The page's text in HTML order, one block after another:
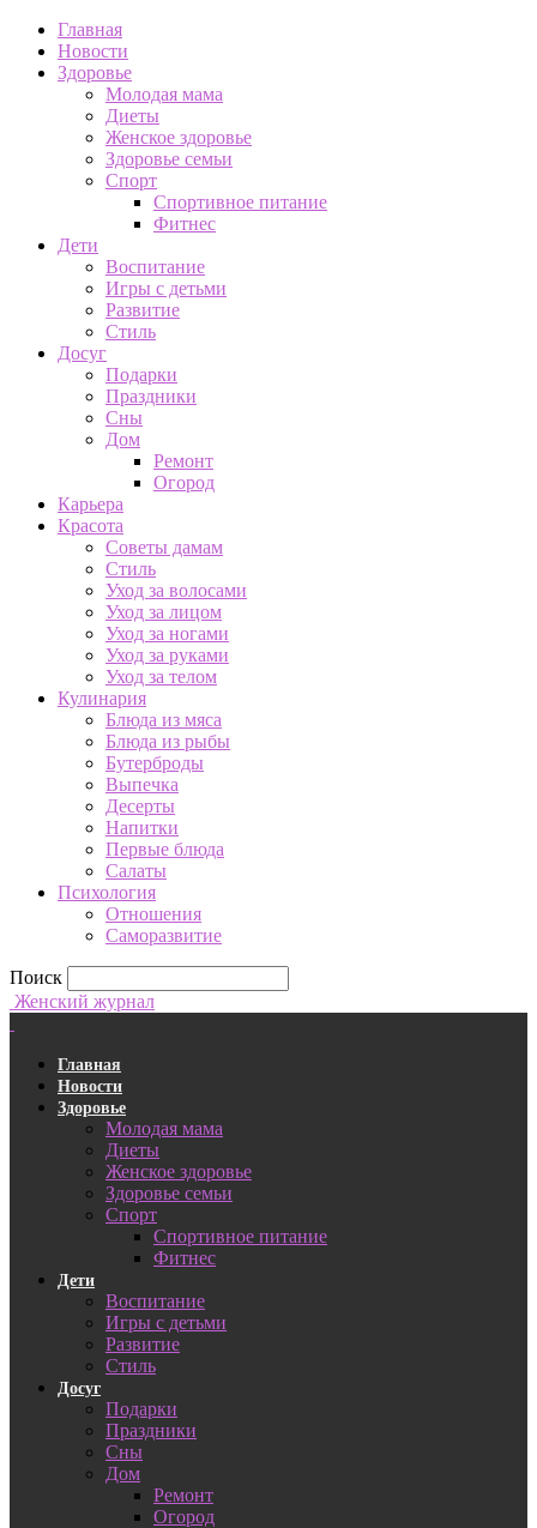
Главная
Новости
Здоровье
Молодая мама
Диеты
Женское здоровье
Здоровье семьи
Спорт
Спортивное питание
Фитнес
Дети
Воспитание
Игры с детьми
Развитие
Стиль
Досуг
Подарки
Праздники
Сны
Дом
Ремонт
Огород
Карьера
Красота
Советы дамам
Стиль
Уход за волосами
Уход за лицом
Уход за ногами
Уход за руками
Уход за телом
Кулинария
Блюда из мяса
Блюда из рыбы
Бутерброды
Выпечка
Десерты
Напитки
Первые блюда
Салаты
Психология
Отношения
Саморазвитие
Поиск
Женский журнал
Главная
Новости
Здоровье
Молодая мама
Диеты
Женское здоровье
Здоровье семьи
Спорт
Спортивное питание
Фитнес
Дети
Воспитание
Игры с детьми
Развитие
Стиль
Досуг
Подарки
Праздники
Сны
Дом
Ремонт
Огород